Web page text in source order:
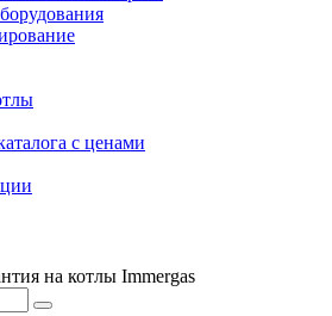
с ценами
на котлы Immergas